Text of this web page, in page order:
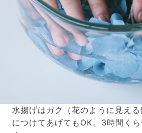
水揚げはガク（花のように見え
につけてあげてもOK。3時間く